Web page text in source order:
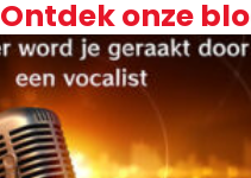
Ontdek onze